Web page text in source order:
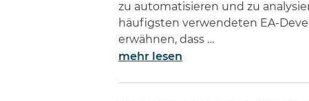
zu automatisieren und zu
häufigsten verwendeten EA-
erwähnen, dass …
mehr lesen